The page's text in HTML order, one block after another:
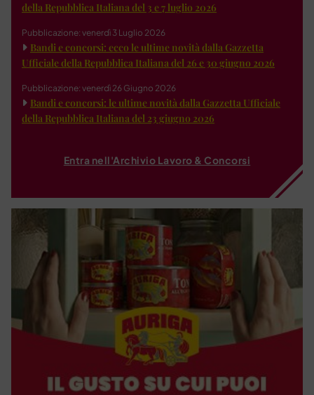
della Repubblica Italiana del 3 e 7 luglio 2026
Pubblicazione: venerdì 3 Luglio 2026
Bandi e concorsi: ecco le ultime novità dalla Gazzetta
Ufficiale della Repubblica Italiana del 26 e 30 giugno 2026
Pubblicazione: venerdì 26 Giugno 2026
Bandi e concorsi: le ultime novità dalla Gazzetta Ufficiale
della Repubblica Italiana del 23 giugno 2026
Entra nell'Archivio Lavoro & Concorsi